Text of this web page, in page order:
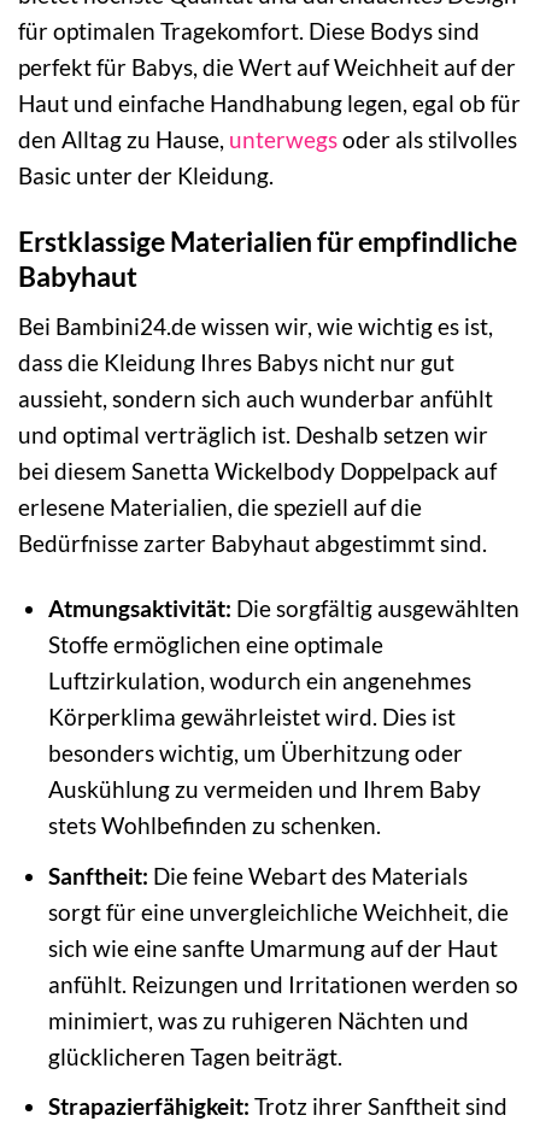
für optimalen Tragekomfort. Diese Bodys sind
perfekt für Babys, die Wert auf Weichheit auf der
Haut und einfache Handhabung legen, egal ob für
den Alltag zu Hause, unterwegsoder als stilvolles
Basic unter der Kleidung.
Erstklassige Materialien für empfindliche
Babyhaut
Bei Bambini24.de wissen wir, wie wichtig es ist,
dass die Kleidung Ihres Babys nicht nur gut
aussieht, sondern sich auch wunderbar anfühlt
und optimal verträglich ist. Deshalb setzen wir
bei diesem Sanetta Wickelbody Doppelpack auf
erlesene Materialien, die speziell auf die
Bedürfnisse zarter Babyhaut abgestimmt sind.
Atmungsaktivität: Die sorgfältig ausgewählten
Stoffe ermöglichen eine optimale
Luftzirkulation, wodurch ein angenehmes
Körperklima gewährleistet wird. Dies ist
besonders wichtig, um Überhitzung oder
Auskühlung zu vermeiden und Ihrem Baby
stets Wohlbefinden zu schenken.
Sanftheit: Die feine Webart des Materials
sorgt für eine unvergleichliche Weichheit, die
sich wie eine sanfte Umarmung auf der Haut
anfühlt. Reizungen und Irritationen werden so
minimiert, was zu ruhigeren Nächten und
glücklicheren Tagen beiträgt.
Strapazierfähigkeit: Trotz ihrer Sanftheit sind